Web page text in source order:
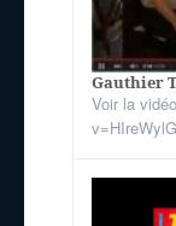
Gauthier
Voir la